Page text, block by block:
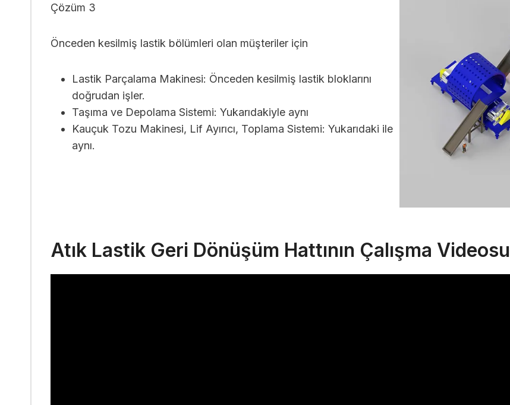
Çözüm 3
Önceden kesilmiş lastik bölümleri olan müşteriler için
Lastik Parçalama Makinesi: Önceden kesilmiş lastik bloklarını
doğrudan işler.
Taşıma ve Depolama Sistemi: Yukarıdakiyle aynı
Kauçuk Tozu Makinesi, Lif Ayırıcı, Toplama Sistemi: Yukarıdaki ile
aynı.
Atık Lastik Geri Dönüşüm Hattının Çalışma Videosu